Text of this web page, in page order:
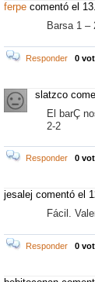
ferpe comentó el
Barsa 1 –
Responder 0
slatzco
El barÇ
2-2
Responder 0
jesalej comentó el
Fácil.
Responder 0